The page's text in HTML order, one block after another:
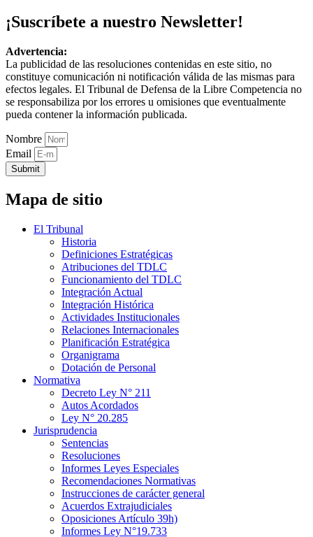
¡Suscríbete a nuestro Newsletter!
Advertencia:
La publicidad de las resoluciones contenidas en este sitio, no
constituye comunicación ni notificación válida de las mismas para
efectos legales. El Tribunal de Defensa de la Libre Competencia no
se responsabiliza por los errores u omisiones que eventualmente
pueda contener la información publicada.
Nombre
Email
Submit
Mapa de sitio
El Tribunal
Historia
Definiciones Estratégicas
Atribuciones del TDLC
Funcionamiento del TDLC
Integración Actual
Integración Histórica
Actividades Institucionales
Relaciones Internacionales
Planificación Estratégica
Organigrama
Dotación de Personal
Normativa
Decreto Ley N° 211
Autos Acordados
Ley N° 20.285
Jurisprudencia
Sentencias
Resoluciones
Informes Leyes Especiales
Recomendaciones Normativas
Instrucciones de carácter general
Acuerdos Extrajudiciales
Oposiciones Artículo 39h)
Informes Ley N°19.733